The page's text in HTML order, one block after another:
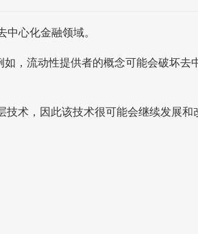
心化金融领域。
，流动性提供者的概念可能会破坏
术，因此该技术很可能会继续发展和